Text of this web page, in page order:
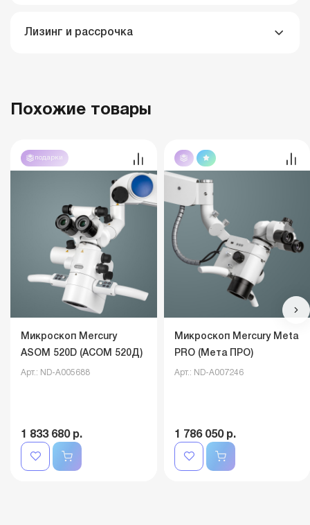
Лизинг и рассрочка
Похожие товары
подарки
Микроскоп Mercury
ASOM 520D (АСОМ 520Д)
Арт.: ND-A005688
1 833 680 р.
Микроскоп Mercury Meta
PRO (Мета ПРО)
Арт.: ND-A007246
1 786 050 р.